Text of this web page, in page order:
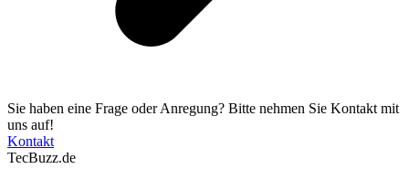
Sie haben eine Frage oder Anregung? Bitte nehmen Sie Kontakt mit
uns auf!
Kontakt
TecBuzz.de